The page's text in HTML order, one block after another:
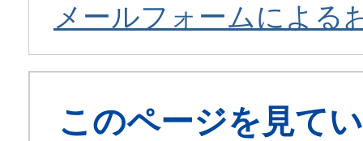
メールフォームによる
このページを見て